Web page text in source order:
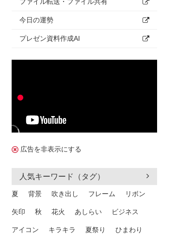
今日の運勢
プレゼン資料作成AI
広告を非表示にする
人気キーワード（タグ）
夏 背景 吹き出し フレーム リボン
矢印 秋 花火 あしらい ビジネス
アイコン キラキラ 夏祭り ひまわり